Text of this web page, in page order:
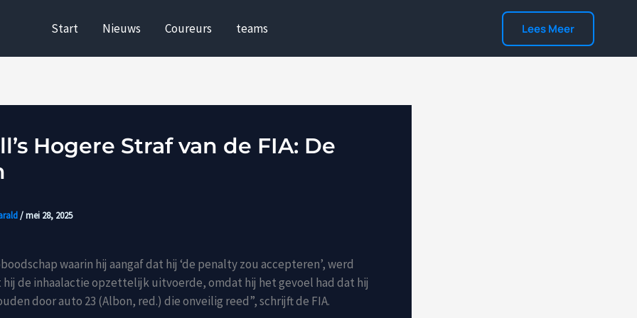
Start Nieuws Coureurs teams Lees Meer
Hogere Straf van de FIA: De
/mei 28, 2025
waarin hij aangaf dat hij ‘de penalty zou accepteren’, werd
de inhaalactie opzettelijk uitvoerde, omdat hij het gevoel had dat hij
door auto 23 (Albon, red.) die onveilig reed”, schrijft de FIA.